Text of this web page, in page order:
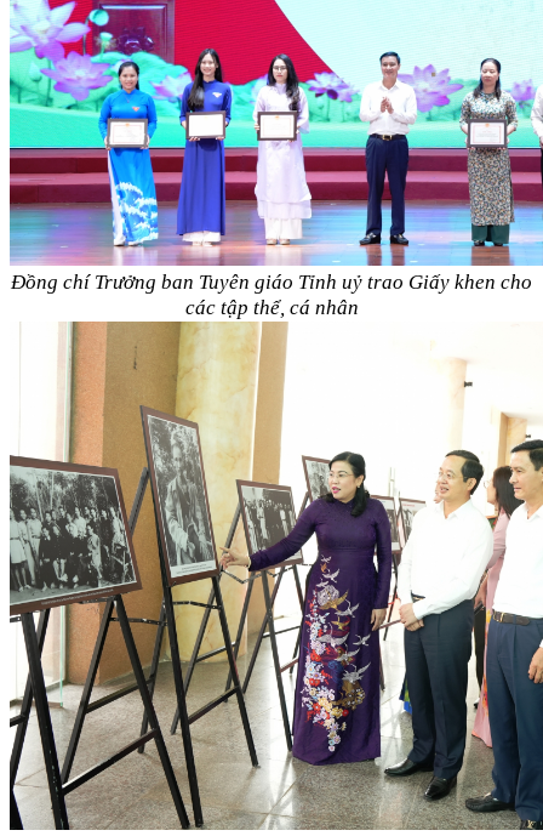
Đồng chí Trưởng ban Tuyên giáo Tỉnh uỷ trao Giấy khen cho
các tập thể, cá nhân